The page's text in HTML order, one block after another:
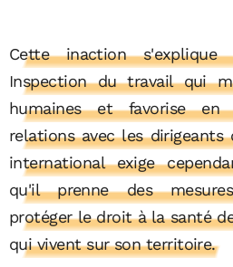
Cette inaction s'explique
Inspection du travail qui
humaines et favorise en
relations avec les dirigeants
international exige
qu'il prenne des
protéger le droit à la santé
qui vivent sur son territoire.